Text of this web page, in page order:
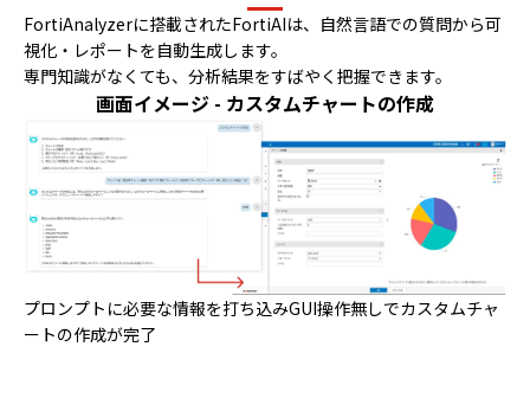
FortiAnalyzerに搭載されたFortiAIは、自然言語での質問から可
視化・レポートを自動生成します。
専門知識がなくても、分析結果をすばやく把握できます。
画面イメージ - カスタムチャートの作成
プロンプトに必要な情報を打ち込みGUI操作無しでカスタムチャ
ートの作成が完了